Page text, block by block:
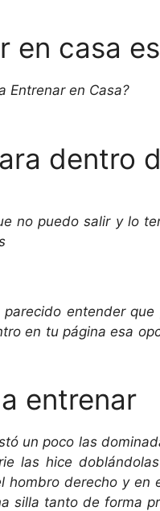
en casa
Entrenar en Casa?
dentro
no puedo salir y lo
entender
en tu página esa
entrenar
un poco las
las hice
derecho y en
silla tanto de forma